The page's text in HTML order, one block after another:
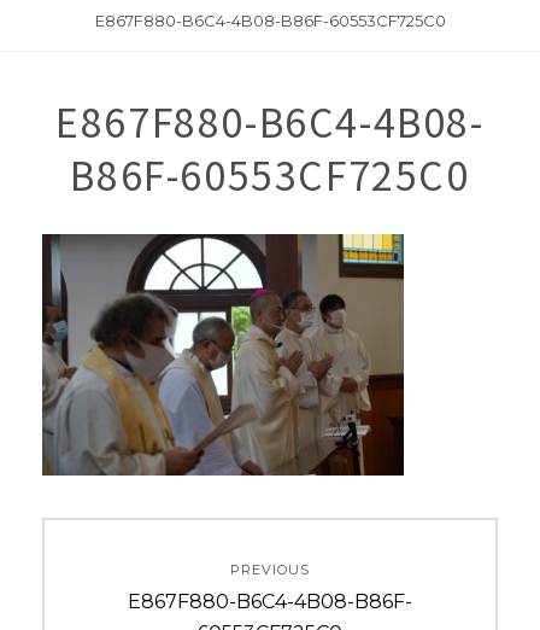
E867F880-B6C4-4B08-B86F-60553CF725C0
E867F880-B6C4-4B08-
B86F-60553CF725C0
PREVIOUS
Previous
E867F880-B6C4-4B08-B86F-